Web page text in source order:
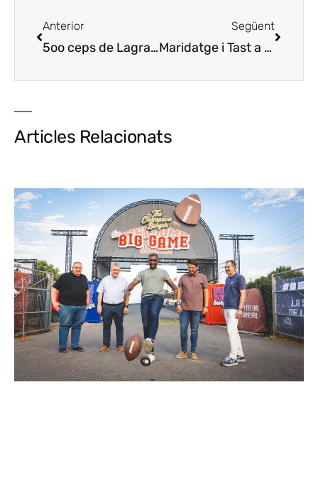
Anterior
5oo ceps de Lagravera afectats per un incendi forestal
Següent
Maridatge i Tast a cegues, a Tastavins de Juneda
Articles Relacionats